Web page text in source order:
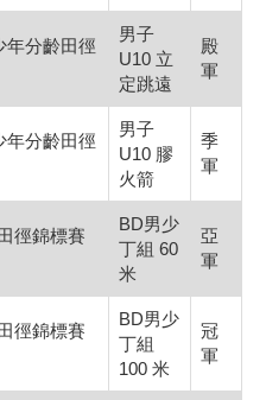
年分齡田徑
男子
U10 立
定跳遠
殿
軍
年分齡田徑
男子
U10 膠
火箭
季
軍
徑錦標賽
BD男少
丁組 60
米
亞
軍
徑錦標賽
BD男少
丁組
100 米
冠
軍